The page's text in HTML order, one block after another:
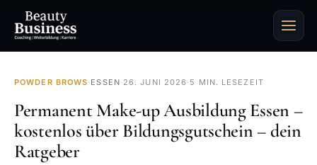
POWDER BROWS· ESSEN· 26. JUNI 2026 · 5 MIN. LESEZEIT
Permanent Make-up Ausbildung Essen –
kostenlos über Bildungsgutschein – dein
Ratgeber